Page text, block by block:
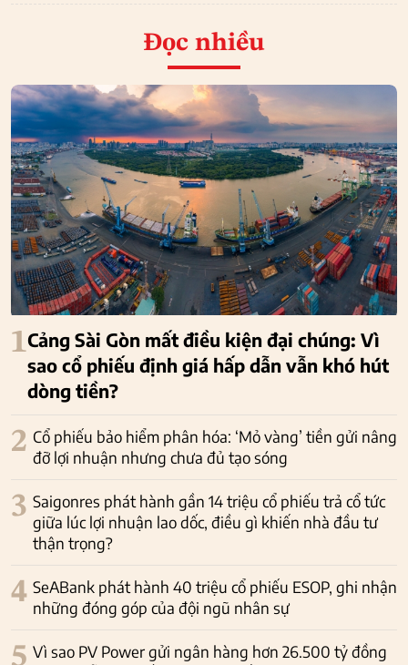
Đọc nhiều
1Cảng Sài Gòn mất điều kiện đại chúng: Vì
sao cổ phiếu định giá hấp dẫn vẫn khó hút
dòng tiền?
2 Cổ phiếu bảo hiểm phân hóa: ‘Mỏ vàng’ tiền gửi nâng
đỡ lợi nhuận nhưng chưa đủ tạo sóng
3 Saigonres phát hành gần 14 triệu cổ phiếu trả cổ tức
giữa lúc lợi nhuận lao dốc, điều gì khiến nhà đầu tư
thận trọng?
4 SeABank phát hành 40 triệu cổ phiếu ESOP, ghi nhận
những đóng góp của đội ngũ nhân sự
5 Vì sao PV Power gửi ngân hàng hơn 26.500 tỷ đồng